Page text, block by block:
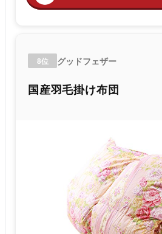
8位 グッドフェザー
国産羽毛掛け布団